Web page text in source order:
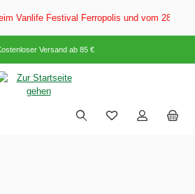
Festival Ferropolis und vom 28.
Versand ab 85 €